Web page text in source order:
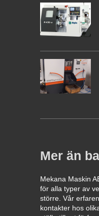
Mer än
Mekana Maskin
för alla typer av
större. Vår
kontakter hos